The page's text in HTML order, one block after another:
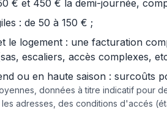
€ et 450 € la demi-journée,
: de 50 à 150 € ;
le logement : une facturation
escaliers, accès complexes,
ou en haute saison : surcoûts
données à titre indicatif pour
adresses, des conditions d'accés